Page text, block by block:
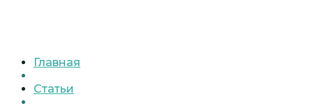
Главная
Статьи